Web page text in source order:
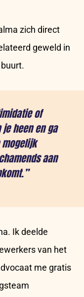
zich direct
geweld in
buurt.
of
heen en ga
aan
Ik deelde
van het
me gratis